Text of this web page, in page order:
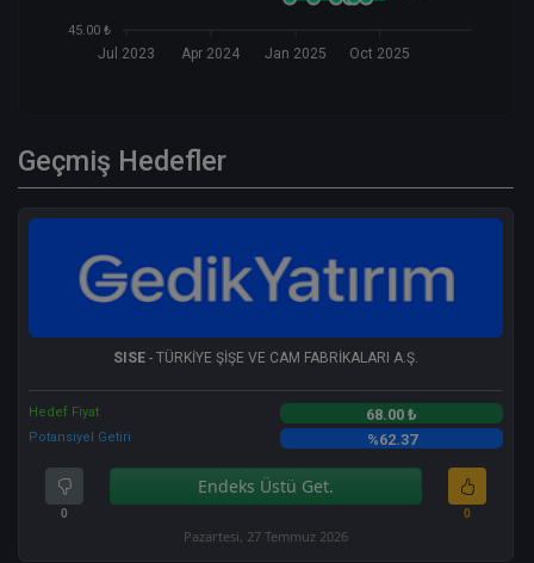
45.00 ₺
Jul 2023 Apr 2024 Jan 2025 Oct 2025
Geçmiş Hedefler
SISE - TÜRKİYE ŞİŞE VE CAM FABRİKALARI A.Ş.
Hedef Fiyat 68.00 ₺
Potansiyel Getiri %62.37
0
Endeks Üstü Get.
0
Pazartesi, 27 Temmuz 2026